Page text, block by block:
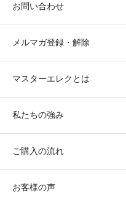
お問い合わせ
メルマガ登録・解除
マスターエレクとは
私たちの強み
ご購入の流れ
お客様の声